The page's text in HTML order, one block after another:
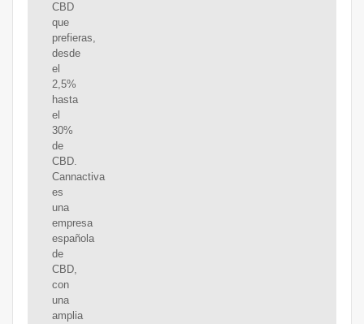
CBD
que
prefieras,
desde
el
2,5%
hasta
el
30%
de
CBD.
Cannactiva
es
una
empresa
española
de
CBD,
con
una
amplia